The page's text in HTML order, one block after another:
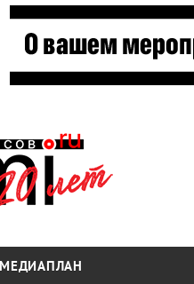
МЕДИАПЛАН